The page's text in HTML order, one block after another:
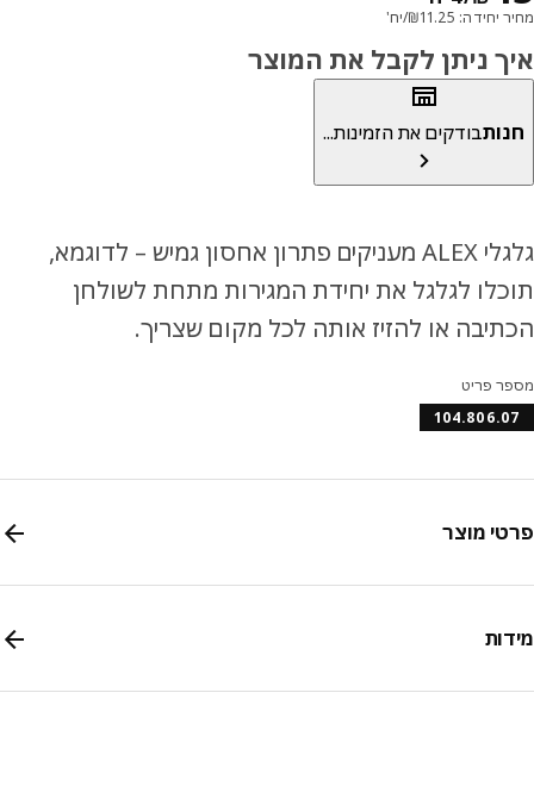
‭11.25‬₪/יח'
ניתן לקבל את המוצר
בודקים את הזמינות...
גלגלי ALEX מעניקים פתרון אחסון גמיש – לדוגמא,
לגלגל את יחידת המגירות מתחת לשולחן
או להזיז אותה לכל מקום שצריך.
פריט
מוצר